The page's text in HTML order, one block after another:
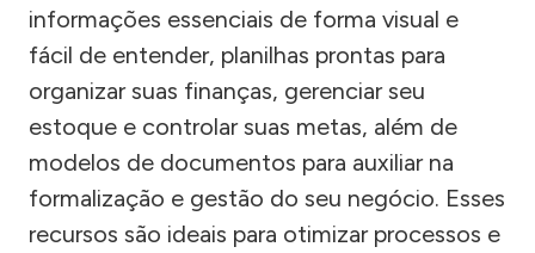
informações essenciais de forma visual e
fácil de entender, planilhas prontas para
organizar suas finanças, gerenciar seu
estoque e controlar suas metas, além de
modelos de documentos para auxiliar na
formalização e gestão do seu negócio. Esses
recursos são ideais para otimizar processos e